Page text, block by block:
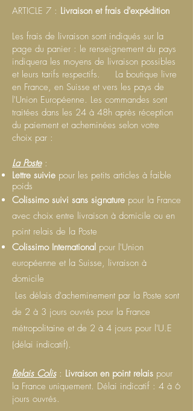
ARTICLE 7 : Livraison et frais d'expédition
Les frais de livraison sont indiqués sur la
page du panier : le renseignement du pays
indiquera les moyens de livraison possibles
et leurs tarifs respectifs. La boutique livre
en France, en Suisse et vers les pays de
l'Union Européenne. Les commandes sont
traitées dans les 24 à 48h après réception
du paiement et acheminées selon votre
choix par :
La Poste:
Lettre suivie pour les petits articles à faible
poids
Colissimo suivi sans signature pour la France
avec choix entre livraison à domicile ou en
point relais de la Poste
Colissimo International pour l'Union
européenne et la Suisse, livraison à
domicile
Les délais d'acheminement par la Poste sont
de 2 à 3 jours ouvrés pour la France
métropolitaine et de 2 à 4 jours pour l'U.E
(délai indicatif).
Relais Colis: Livraison en point relais pour
la France uniquement. Délai indicatif : 4 à 6
jours ouvrés.